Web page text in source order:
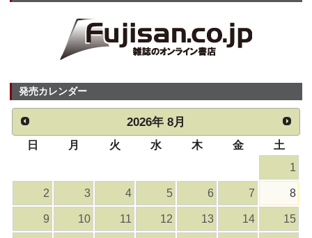
発売カレンダー
2026年 8月
日 月 火 水 木 金
土
1
2 3 4 5 6 7 8
9 10 11 12 13 14 15